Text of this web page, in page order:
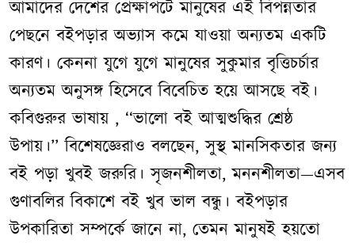
আমাদের দেশের প্রেক্ষাপটে মানুষের এই বিপন্নতার
পেছনে বইপড়ার অভ্যাস কমে যাওয়া অন্যতম একটি
কারণ। কেননা যুগে যুগে মানুষের সুকুমার বৃত্তিচর্চার
অন্যতম অনুসঙ্গ হিসেবে বিবেচিত হয়ে আসছে বই।
কবিগুরুর ভাষায় , ‘‘ভালো বই আত্মশুদ্ধির শ্রেষ্ঠ
উপায়।’’ বিশেষজ্ঞেরাও বলছেন, সুস্থ মানসিকতার জন্য
বই পড়া খুবই জরুরি। সৃজনশীলতা, মননশীলতা—এসব
গুণাবলির বিকাশে বই খুব ভাল বন্ধু। বইপড়ার
উপকারিতা সম্পর্কে জানে না, তেমন মানুষই হয়তো